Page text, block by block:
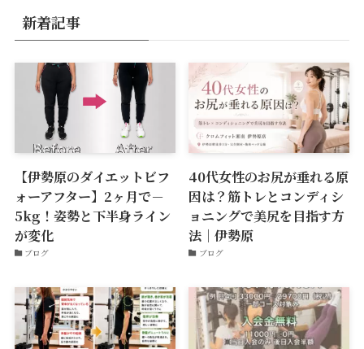
新着記事
【伊勢原のダイエットビフ
ォーアフター】2ヶ月で－
5kg！姿勢と下半身ライン
が変化
ブログ
40代女性のお尻が垂れる原
因は？筋トレとコンディシ
ョニングで美尻を目指す方
法｜伊勢原
ブログ